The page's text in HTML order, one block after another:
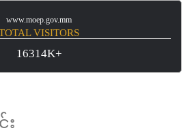
www.moep.gov.mm
VISITORS
16314K+
း